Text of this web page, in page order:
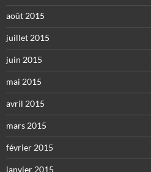
août 2015
juillet 2015
juin 2015
mai 2015
avril 2015
mars 2015
février 2015
janvier 2015